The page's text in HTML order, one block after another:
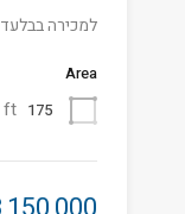
למכירה
Area
175
ft